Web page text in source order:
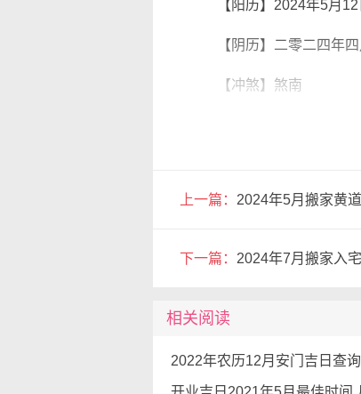
【阳历】2024年5月12
【阴历】二零二四年四
【冲煞】煞南
【搬家吉时】甲午时11
【阳历】2024年5月13
【搬家吉时】乙巳时9点
【喜神】正南
上一篇： 2024年5月搬家黄
下一篇： 2024年7月搬家入
相关阅读
2022年农历12月安门吉日查